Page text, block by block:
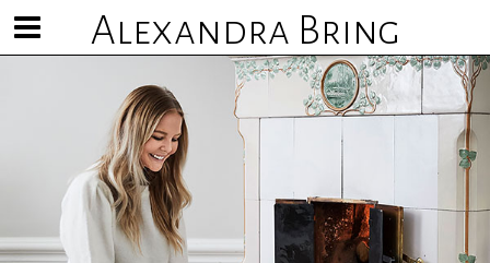
Alexandra Bring
Visa/göm
meny